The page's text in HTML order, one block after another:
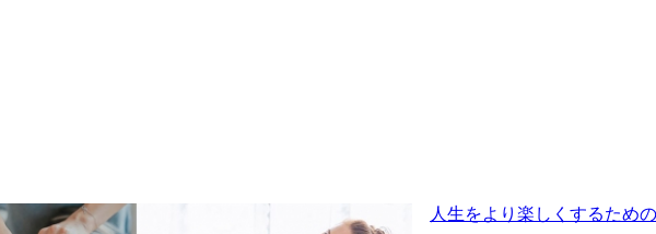
人生をより楽しくするため